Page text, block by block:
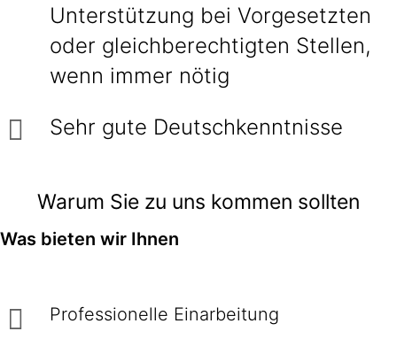
Unterstützung bei Vorgesetzten
oder gleichberechtigten Stellen,
wenn immer nötig
Sehr gute Deutschkenntnisse
Warum Sie zu uns kommen sollten
Was bieten wir Ihnen
Professionelle Einarbeitung